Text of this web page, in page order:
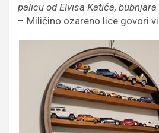
palicu od Elvisa Katića, bubnjara
– Miličino ozareno lice govori